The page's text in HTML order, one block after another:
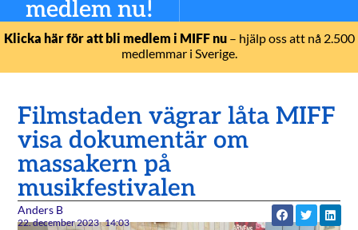
medlem nu!
Klicka här för att bli medlem i MIFF nu– hjälp oss att nå 2.500
medlemmar i Sverige.
Filmstaden vägrar låta MIFF
visa dokumentär om
massakern på
musikfestivalen
Anders B
22. december 2023 14:03